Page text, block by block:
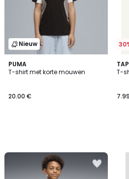
Nieuw
PUMA
T-shirt met korte mouwen
20.00 €
T-
2